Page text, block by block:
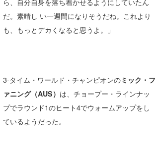
だ。素晴し い一週間になりそうだね。これより
も、もっとデカくなると思うよ。」
3-タイム・ワールド・チャンピオンのミック・フ
ァニング（AUS） は、チョープー・ラインナッ
プでラウンド1のヒート4でウォームアップをし
ているようだった。
VAGY
ハンマー
まっきー
三輪予報士